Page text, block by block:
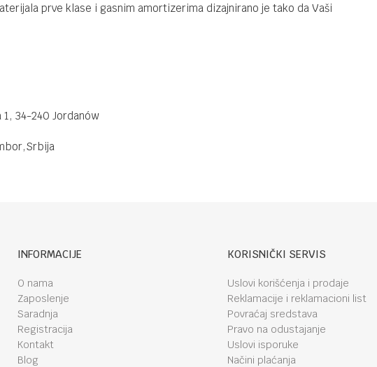
prve klase i gasnim amortizerima dizajnirano je tako da Vaši
34-240 Jordanów
INFORMACIJE
O nama
Zaposlenje
Saradnja
Registracija
Kontakt
Blog
KORISNIČKI SERVIS
Uslovi korišćenja i prodaje
Reklamacije i reklamacioni list
Povraćaj sredstava
Pravo na odustajanje
Uslovi isporuke
Načini plaćanja